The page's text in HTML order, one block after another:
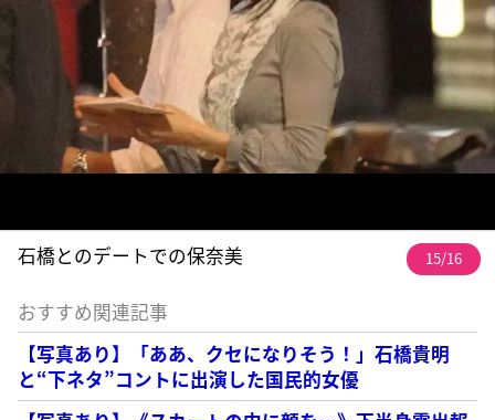
石橋とのデートでの保奈美 15/16
おすすめ関連記事
【写真あり】「ああ、クセになりそう！」石橋貴明
と“下ネタ”コントに出演した国民的女優